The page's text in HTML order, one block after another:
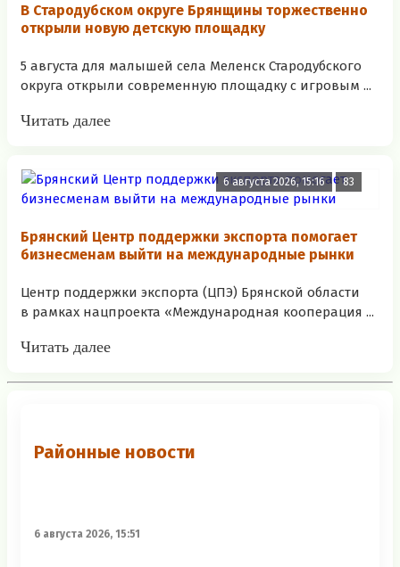
В Стародубском округе Брянщины торжественно
открыли новую детскую площадку
5 августа для малышей села Меленск Стародубского
округа открыли современную площадку с игровым ...
Читать далее
6 августа 2026, 15:16 83
Брянский Центр поддержки экспорта помогает
бизнесменам выйти на международные рынки
Центр поддержки экспорта (ЦПЭ) Брянской области
в рамках нацпроекта «Международная кооперация ...
Читать далее
Районные новости
6 августа 2026, 15:51